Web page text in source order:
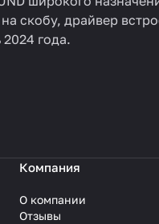
скобу, драйвер
года.
Компания
О компании
Отзывы